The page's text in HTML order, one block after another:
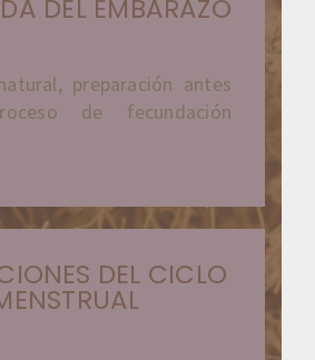
DEL EMBARAZO
preparación antes
de fecundación
DEL CICLO